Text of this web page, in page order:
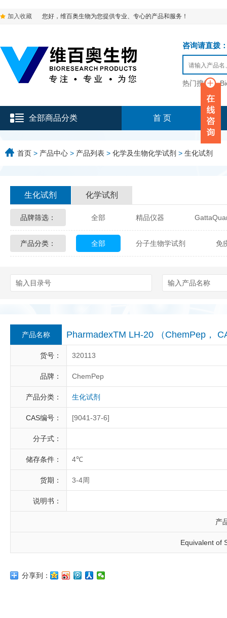
加入收藏 您好，维百奥生物为您提供专业、专心的产品和服务！
咨询请直拨
热门搜索：
全部商品分类 首 页
首页 > 产品中心 > 产品列表 > 化学及生物化学试剂 > 生化试剂
生化试剂 化学试剂
品牌筛选： 全部 精品仪器
Glycon Biochem Sterlitech
Berry & Associates
LGC Maine Standards
Abbexa AbD Serotec
产品分类： 全部 分子生物学试剂 免
产品名称 PharmadexTM LH-20 （ChemPep，
货号： 320113
品牌： ChemPep
产品分类： 生化试剂
CAS编号： [9041-37-6]
分子式：
储存条件： 4℃
货期： 3-4周
说明书：
产
Equivalent of
分享到：